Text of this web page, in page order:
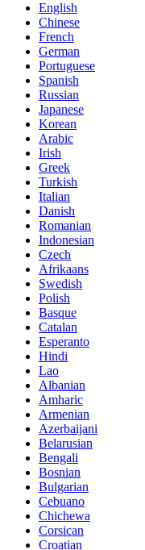
English
Chinese
French
German
Portuguese
Spanish
Russian
Japanese
Korean
Arabic
Irish
Greek
Turkish
Italian
Danish
Romanian
Indonesian
Czech
Afrikaans
Swedish
Polish
Basque
Catalan
Esperanto
Hindi
Lao
Albanian
Amharic
Armenian
Azerbaijani
Belarusian
Bengali
Bosnian
Bulgarian
Cebuano
Chichewa
Corsican
Croatian